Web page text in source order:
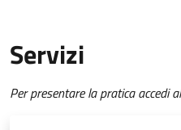
Servizi
Per presentare la pratica accedi